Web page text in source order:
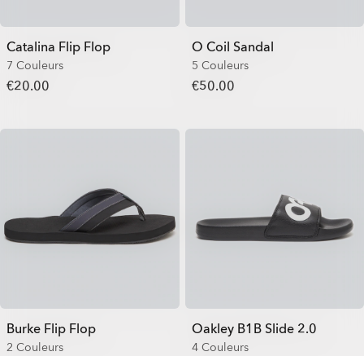
Catalina Flip Flop
7 Couleurs
€20.00
O Coil Sandal
5 Couleurs
€50.00
Burke Flip Flop
2 Couleurs
Oakley B1B Slide 2.0
4 Couleurs